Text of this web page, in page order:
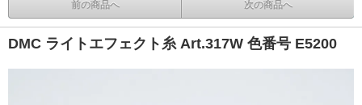
前の商品へ 次の商品へ
DMC ライトエフェクト糸 Art.317W 色番号 E5200